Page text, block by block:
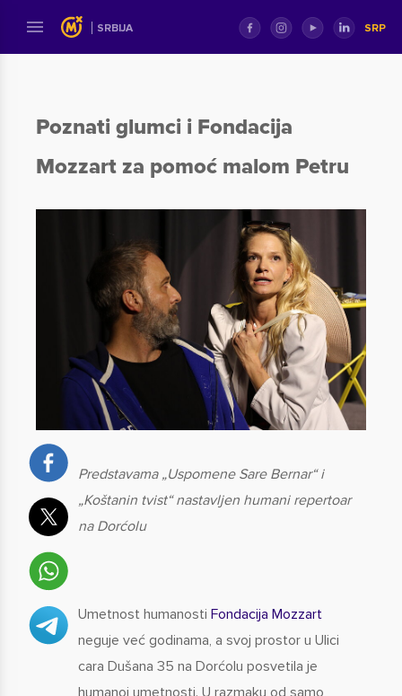
SRBIJA SRP
Poznati glumci i Fondacija
Mozzart za pomoć malom Petru
Predstavama „Uspomene Sare Bernar“ i
„Koštanin tvist“ nastavljen humani repertoar
na Dorćolu
Umetnost humanosti Fondacija Mozzart
neguje već godinama, a svoj prostor u Ulici
cara Dušana 35 na Dorćolu posvetila je
humanoj umetnosti. U razmaku od samo